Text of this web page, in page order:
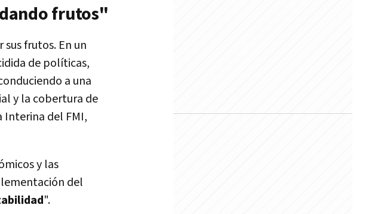
frutos"
frutos. En un
de políticas,
a una
y la cobertura de
Interina del FMI,
y las
del
".